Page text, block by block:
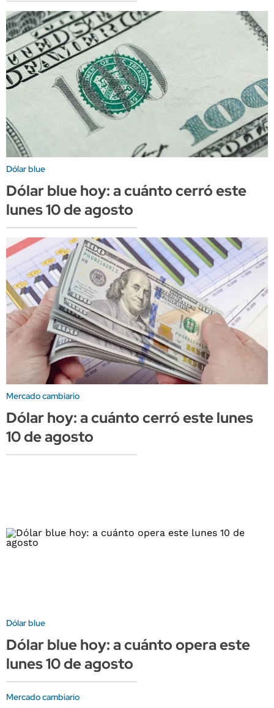
Dólar blue
Dólar blue hoy: a cuánto cerró este
lunes 10 de agosto
Mercado cambiario
Dólar hoy: a cuánto cerró este lunes
10 de agosto
Dólar blue
Dólar blue hoy: a cuánto opera este
lunes 10 de agosto
Mercado cambiario